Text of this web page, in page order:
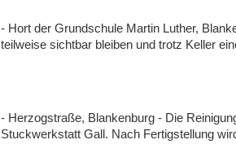
- Hort der Grundschule Martin Luther,
teilweise sichtbar bleiben und trotz Keller
- Herzogstraße, Blankenburg - Die
Stuckwerkstatt Gall. Nach Fertigstellung